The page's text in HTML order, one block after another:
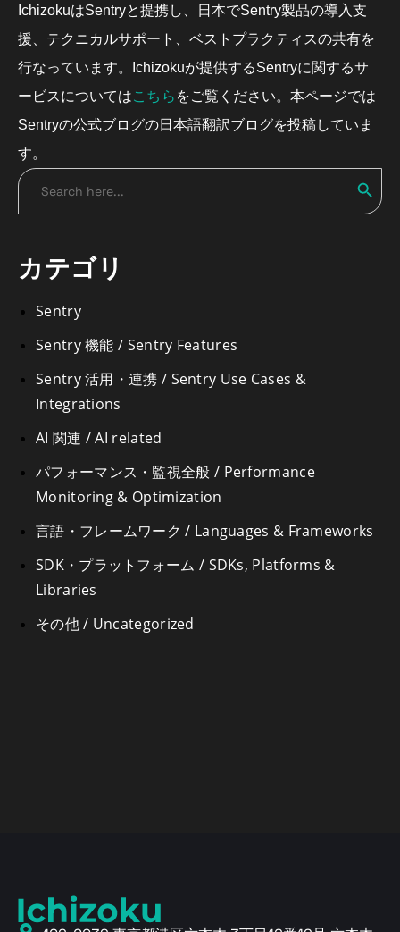
IchizokuはSentryと提携し、日本でSentry製品の導入支
援、テクニカルサポート、ベストプラクティスの共有を
行なっています。Ichizokuが提供するSentryに関するサ
ービスについてはこちら をご覧ください。本ページでは
Sentryの公式ブログの日本語翻訳ブログを投稿していま
す。
Search
for:
カテゴリ
AI 関連 / AI related
SDK・プラットフォーム / SDKs, Platforms &
Libraries
Sentry
Sentry 機能 / Sentry Features
Sentry 活用・連携 / Sentry Use Cases &
Integrations
その他 / Uncategorized
パフォーマンス・監視全般 / Performance
Monitoring & Optimization
言語・フレームワーク / Languages & Frameworks